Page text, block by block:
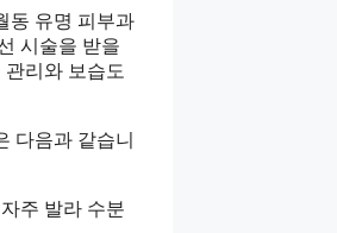
동 유명 피부과
시술을 받을
관리와 보습도
다음과 같습니
주 발라 수분